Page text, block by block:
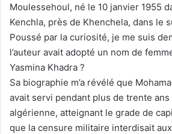
Moulessehoul, né le 10 janvier 1955
Kenchla, près de Khenchela, dans le
Poussé par la curiosité, je me suis
l’auteur avait adopté un nom de
Yasmina Khadra ?
Sa biographie m’a révélé que
avait servi pendant plus de trente ans
algérienne, atteignant le grade de
que la censure militaire interdisait